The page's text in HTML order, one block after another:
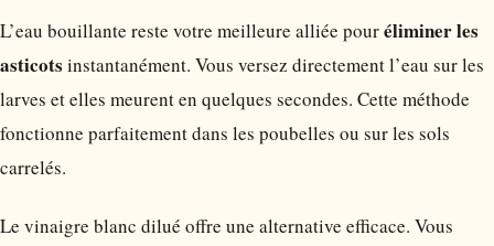
L’eau bouillante reste votre meilleure alliée pouréliminer les
asticots instantanément. Vous versez directement l’eau sur les
larves et elles meurent en quelques secondes. Cette méthode
fonctionne parfaitement dans les poubelles ou sur les sols
carrelés.
Le vinaigre blanc dilué offre une alternative efficace. Vous